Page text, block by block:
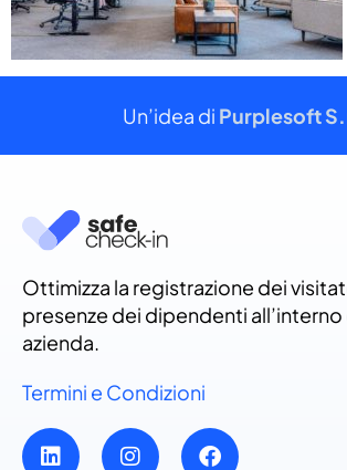
Un’idea di Purplesoft
Ottimizza la registrazione dei
presenze dei dipendenti all’interno
azienda.
Termini e Condizioni